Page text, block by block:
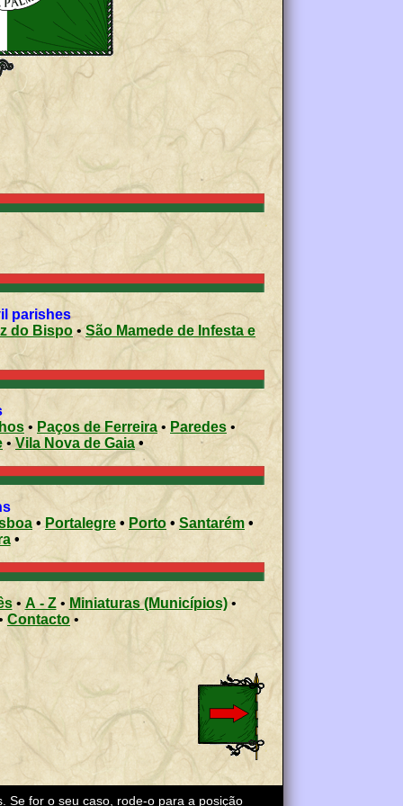
parishes
do Bispo•São Mamede de Infesta e
• Paços de Ferreira • Paredes •
•Vila Nova de Gaia•
• Portalegre • Porto • Santarém •
•
• A - Z• Miniaturas (Municípios)•
Contacto •
Se for o seu caso, rode-o para a posição